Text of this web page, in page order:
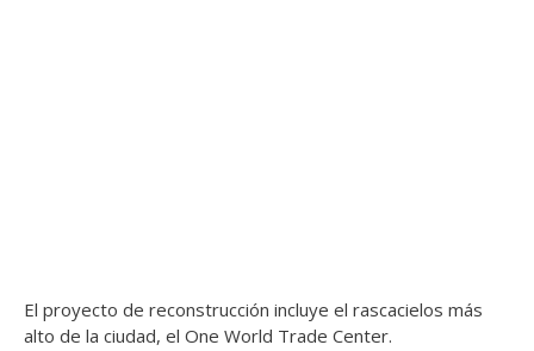
El proyecto de reconstrucción incluye el rascacielos más
alto de la ciudad, el One World Trade Center.